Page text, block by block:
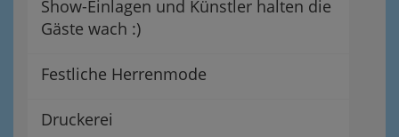
Show-Einlagen und Künstler halten die
Gäste wach :)
Festliche Herrenmode
Druckerei